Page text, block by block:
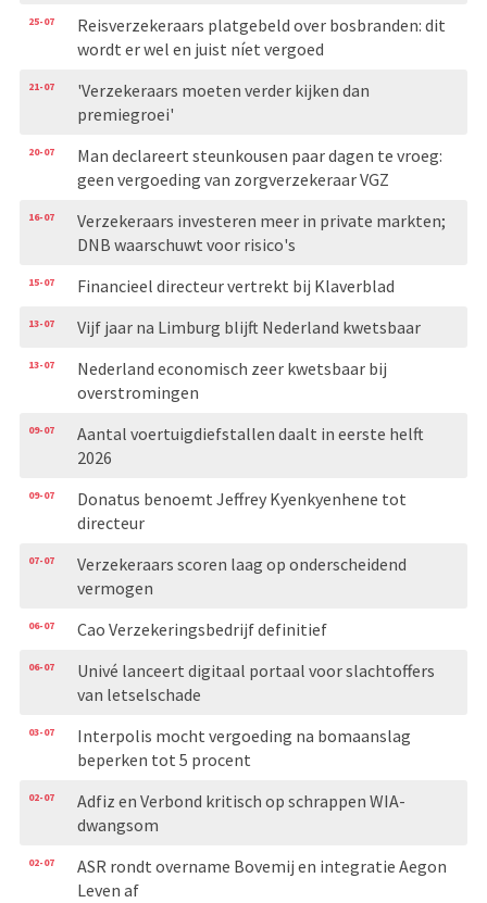
25-07
Reisverzekeraars platgebeld over bosbranden: dit
wordt er wel en juist níet vergoed
21-07
'Verzekeraars moeten verder kijken dan
premiegroei'
20-07
Man declareert steunkousen paar dagen te vroeg:
geen vergoeding van zorgverzekeraar VGZ
16-07
Verzekeraars investeren meer in private markten;
DNB waarschuwt voor risico's
15-07 Financieel directeur vertrekt bij Klaverblad
13-07 Vijf jaar na Limburg blijft Nederland kwetsbaar
13-07
Nederland economisch zeer kwetsbaar bij
overstromingen
09-07
Aantal voertuigdiefstallen daalt in eerste helft
2026
09-07
Donatus benoemt Jeffrey Kyenkyenhene tot
directeur
07-07
Verzekeraars scoren laag op onderscheidend
vermogen
06-07 Cao Verzekeringsbedrijf definitief
06-07
Univé lanceert digitaal portaal voor slachtoffers
van letselschade
03-07
Interpolis mocht vergoeding na bomaanslag
beperken tot 5 procent
02-07
Adfiz en Verbond kritisch op schrappen WIA-
dwangsom
02-07
ASR rondt overname Bovemij en integratie Aegon
Leven af